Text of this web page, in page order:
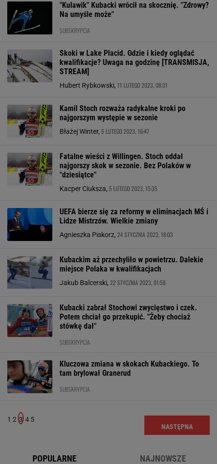
"Kulawik" Kubacki wrócił na skocznię. "Zdrowy?
Na umyśle może"
SUBSKRYPCJA
Skoki w Lake Placid. Gdzie i kiedy oglądać
kwalifikacje? Uwaga na godzinę [TRANSMISJA,
STREAM]
Hubert Rybkowski, 11 LUTEGO 2023, 08:31
Kamil Stoch rozważa radykalne kroki po
najgorszym występie w sezonie
Błażej Winter, 5 LUTEGO 2023, 16:47
Fatalne wieści z Willingen. Stoch oddał
najgorszy skok w sezonie. Bez Polaków w
"dziesiątce"
Kacper Ciuksza, 5 LUTEGO 2023, 15:35
UEFA bierze się za reformy w eliminacjach MŚ i
Lidze Mistrzów. Wielkie zmiany
Agnieszka Piskorz, 24 STYCZNIA 2023, 18:03
Kubackim aż przechyliło w powietrzu. Dalekie
miejsce Polaka w kwalifikacjach
Jakub Balcerski, 22 STYCZNIA 2023, 01:58
Kubacki zabrał Stochowi zwycięstwo i czek.
Potem chciał go przekupić. "Żeby chociaż
stówkę dał"
SUBSKRYPCJA
Kluczowa zmiana w skokach Kubackiego. To
tam brylował Granerud
SUBSKRYPCJA
1 2 3 4 5
NASTĘPNA
POPULARNE NAJNOWSZE